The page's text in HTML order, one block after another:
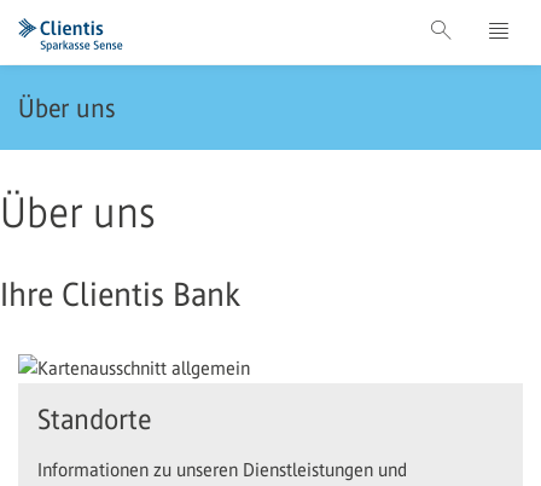
Über uns
Über uns
Ihre Clientis Bank
Standorte
Informationen zu unseren Dienstleistungen und